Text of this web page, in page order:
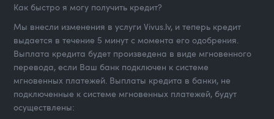
Как быстро я могу получить кредит?
Мы внесли изменения в услуги Vivus.lv, и теперь кредит
выдается в течение 5 минут с момента его одобрения.
Выплата кредита будет произведена в виде мгновенного
перевода, если Ваш банк подключен к системе
мгновенных платежей. Выплаты кредита в банки, не
подключенные к системе мгновенных платежей, будут
осуществлены: